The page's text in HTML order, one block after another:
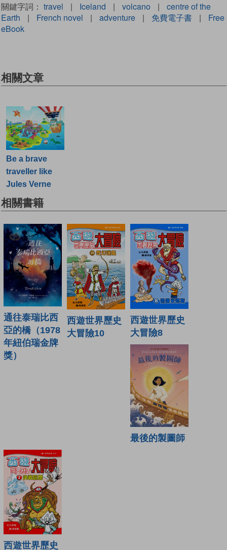
關鍵字詞： travel | Iceland | volcano |
centre of the
Earth
| French novel | adventure | 免費電子書 |
Free
eBook
相關文章
Be a brave
traveller like
Jules Verne
相關書籍
通往泰瑞比西
亞的橋（1978
年紐伯瑞金牌
獎）
西遊世界歷史
大冒險10
西遊世界歷史
大冒險8
最後的製圖師
西遊世界歷史